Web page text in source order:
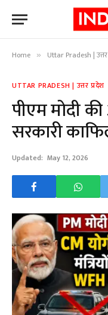
Home » Uttar Pradesh | उत्तर
UTTAR PRADESH | उत्तर प्रदेश
पीएम मोदी
सरकारी
Updated: May 12, 2026